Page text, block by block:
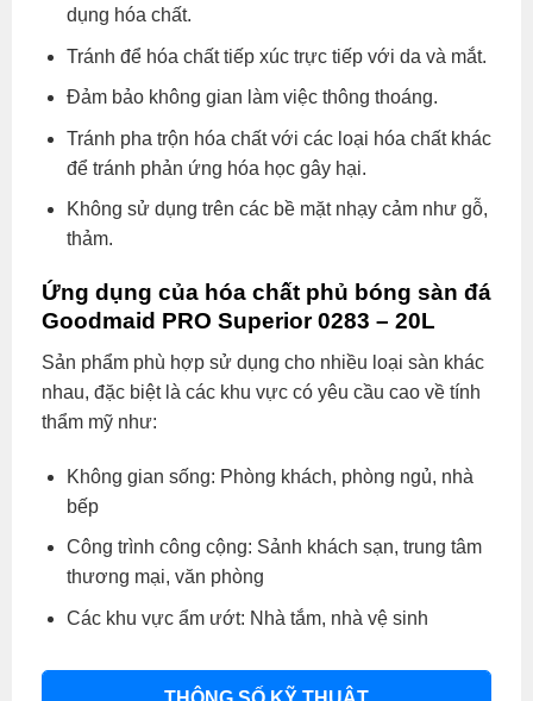
dụng hóa chất.
Tránh để hóa chất tiếp xúc trực tiếp với da và mắt.
Đảm bảo không gian làm việc thông thoáng.
Tránh pha trộn hóa chất với các loại hóa chất khác
để tránh phản ứng hóa học gây hại.
Không sử dụng trên các bề mặt nhạy cảm như gỗ,
thảm.
Ứng dụng của hóa chất phủ bóng sàn đá
Goodmaid PRO Superior 0283 – 20L
Sản phẩm phù hợp sử dụng cho nhiều loại sàn khác
nhau, đặc biệt là các khu vực có yêu cầu cao về tính
thẩm mỹ như:
Không gian sống: Phòng khách, phòng ngủ, nhà
bếp
Công trình công cộng: Sảnh khách sạn, trung tâm
thương mại, văn phòng
Các khu vực ẩm ướt: Nhà tắm, nhà vệ sinh